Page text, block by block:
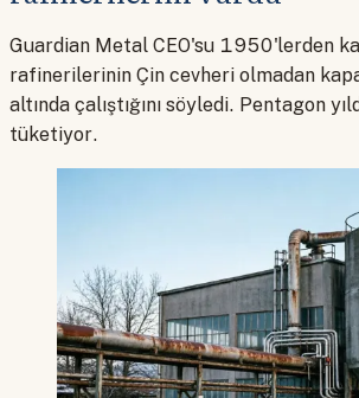
Guardian Metal CEO'su 1950'lerden
rafinerilerinin Çin cevheri olmadan
altında çalıştığını söyledi. Pentagon
tüketiyor.